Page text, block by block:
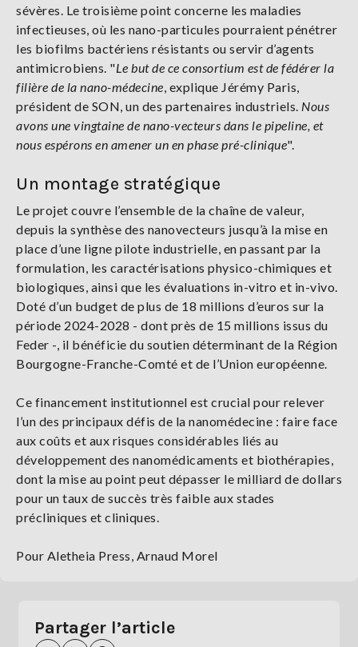
sévères. Le troisième point concerne les maladies
infectieuses, où les nano-particules pourraient pénétrer
les biofilms bactériens résistants ou servir d’agents
antimicrobiens. "Le but de ce consortium est de fédérer la
filière de la nano-médecine, explique Jérémy Paris,
président de SON, un des partenaires industriels. Nous
avons une vingtaine de nano-vecteurs dans le pipeline, et
nous espérons en amener un en phase pré-clinique".
Un montage stratégique
Le projet couvre l’ensemble de la chaîne de valeur,
depuis la synthèse des nanovecteurs jusqu’à la mise en
place d’une ligne pilote industrielle, en passant par la
formulation, les caractérisations physico-chimiques et
biologiques, ainsi que les évaluations in-vitro et in-vivo.
Doté d’un budget de plus de 18 millions d’euros sur la
période 2024-2028 - dont près de 15 millions issus du
Feder -, il bénéficie du soutien déterminant de la Région
Bourgogne-Franche-Comté et de l’Union européenne.
Ce financement institutionnel est crucial pour relever
l’un des principaux défis de la nanomédecine : faire face
aux coûts et aux risques considérables liés au
développement des nanomédicaments et biothérapies,
dont la mise au point peut dépasser le milliard de dollars
pour un taux de succès très faible aux stades
précliniques et cliniques.
Pour Aletheia Press, Arnaud Morel
Partager l’article